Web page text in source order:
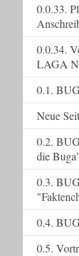
0.0.33.
0.0.34.
LAGA
0.1.
Neue
0.2.
die
0.3.
0.4.
0.5.